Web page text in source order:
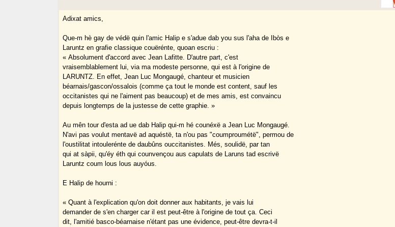
Adixat amics,
Que-m hè gay de védë quin l'amic Halip e s'adue dab you sus l'aha de Ibòs e
Laruntz en grafie classique couërénte, quoan escriu :
« Absolument d'accord avec Jean Lafitte. D'autre part, c'est
vraisemblablement lui, via ma modeste personne, qui est à l'origine de
LARUNTZ. En effet, Jean Luc Mongaugé, chanteur et musicien
béarnais/gascon/ossalois (comme ça tout le monde est content, sauf les
occitanistes qui ne l'aiment pas beaucoup) et de mes amis, est convaincu
depuis longtemps de la justesse de cette graphie. »
Au mên tour d'esta ad ue dab Halip qui-m hé counéxë a Jean Luc Mongaugé.
N'avi pas voulut mentavë ad aquéstë, ta n'ou pas "coumproumétë", permou de
l'oustilitat intoulerénte de daubûns ouccitanistes. Més, soulidë, par tan
qui at sàpii, qu'éy éth qui counvençou aus capulats de Laruns tad escrivë
Laruntz coum lous lous auyóus.
E Halip de hourni :
« Quant à l'explication qu'on doit donner aux habitants, je vais lui
demander de s'en charger car il est peut-être à l'origine de tout ça. Ceci
dit, l'amitié basco-béarnaise n'étant pas une évidence, peut-être devra-t-il